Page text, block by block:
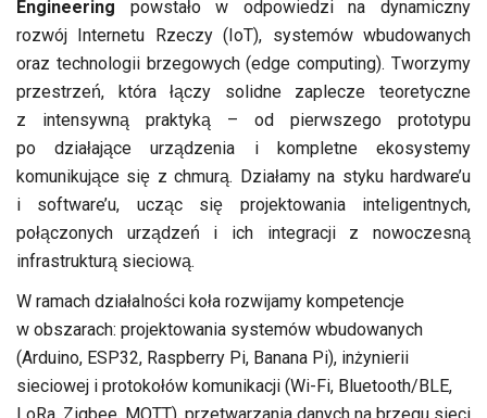
Engineering powstało w odpowiedzi na dynamiczny
rozwój Internetu Rzeczy (IoT), systemów wbudowanych
oraz technologii brzegowych (edge computing). Tworzymy
przestrzeń, która łączy solidne zaplecze teoretyczne
z intensywną praktyką – od pierwszego prototypu
po działające urządzenia i kompletne ekosystemy
komunikujące się z chmurą. Działamy na styku hardware’u
i software’u, ucząc się projektowania inteligentnych,
połączonych urządzeń i ich integracji z nowoczesną
infrastrukturą sieciową.
W ramach działalności koła rozwijamy kompetencje
w obszarach: projektowania systemów wbudowanych
(Arduino, ESP32, Raspberry Pi, Banana Pi), inżynierii
sieciowej i protokołów komunikacji (Wi-Fi, Bluetooth/BLE,